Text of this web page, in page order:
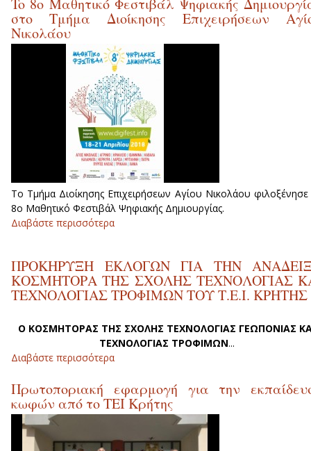
ΜΗΧΑΝΙΚΩΝ Τ.Ε. ΚΑΙ ΤΜΗΜΑΤΟΣ
ΜΗΧΑΝΙΚΩΝ ΦΥΣΙΚΩΝ ΠΟΡΩΝ ΚΑΙ
ΠΕΡΙΒΑΛΛΟΝΤΟΣ Τ.Ε
To 8ο Μαθητικό Φεστιβάλ Ψηφιακής
στο Τμήμα Διοίκησης Επιχειρήσεων
Νικολάου
Το Τμήμα Διοίκησης Επιχειρήσεων Αγίου Νικολάου φιλοξένησε
8ο Μαθητικό Φεστιβάλ Ψηφιακής Δημιουργίας.
Διαβάστε περισσότερα
ΠΡΟΚΗΡΥΞΗ ΕΚΛΟΓΩΝ ΓΙΑ ΤΗΝ
ΚΟΣΜΗΤΟΡΑ ΤΗΣ ΣΧΟΛΗΣ ΤΕΧΝΟΛΟΓΙΑΣ
ΤΕΧΝΟΛΟΓΙΑΣ ΤΡΟΦΙΜΩΝ ΤΟΥ Τ.Ε.Ι. ΚΡΗΤΗΣ
Ο ΚΟΣΜΗΤΟΡΑΣ ΤΗΣ ΣΧΟΛΗΣ ΤΕΧΝΟΛΟΓΙΑΣ ΓΕΩΠΟΝΙΑΣ
ΤΕΧΝΟΛΟΓΙΑΣ ΤΡΟΦΙΜΩΝ...
Διαβάστε περισσότερα
ΤΕΧΝΟΛΟΓΙΑΣ ΚΑΙ ΤΕΧΝΟΛΟΓΙΑΣ
ΤΡΟΦΙΜΩΝ ΤΟΥ Τ.Ε.Ι. ΚΡΗΤΗΣ
Πρωτοποριακή εφαρμογή για την
κωφών από το ΤΕΙ Κρήτης